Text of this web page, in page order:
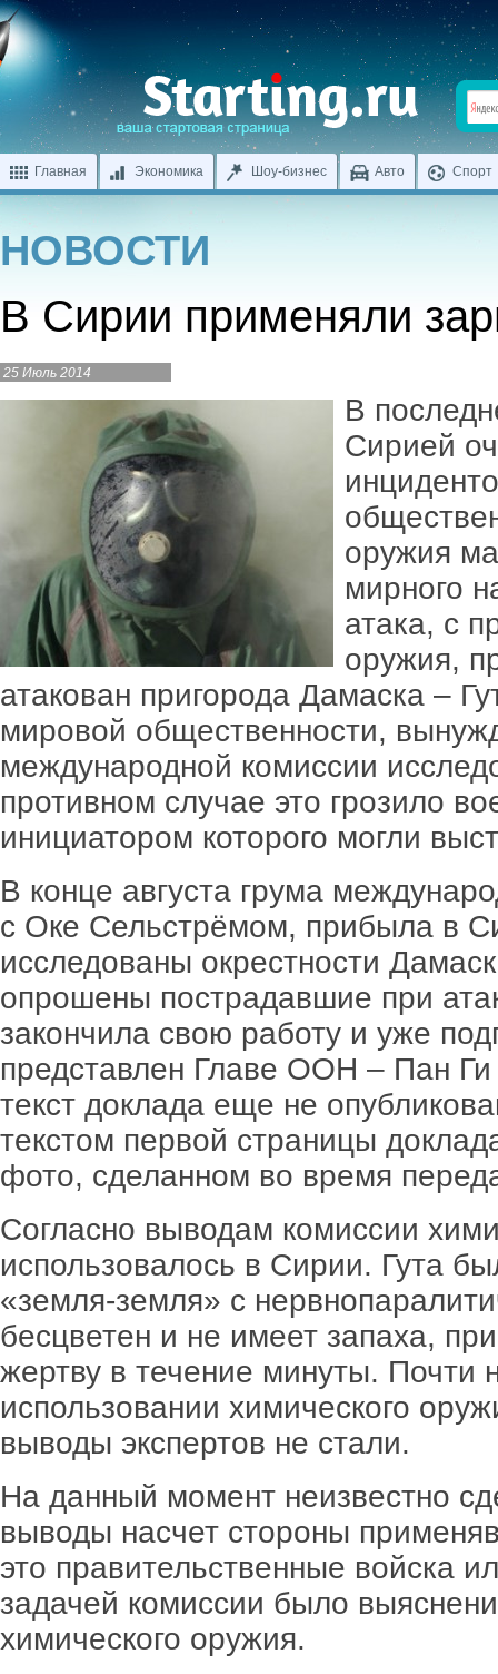
Главная Экономика Шоу-бизнес Авто Спорт
НОВОСТИ
В Сирии применяли
25 Июль 2014
В
Сирией
оружия
мирного
атака, с
оружия,
атакован пригорода Дамаска –
мировой общественности,
международной комиссии
противном случае это грозило
инициатором которого могли
В конце августа грума
с Оке Сельстрёмом, прибыла в
исследованы окрестности
опрошены пострадавшие при
закончила свою работу и уже
представлен Главе ООН – Пан
текст доклада еще не
текстом первой страницы
фото, сделанном во время
Согласно выводам комиссии
использовалось в Сирии. Гута
«земля-земля» с
бесцветен и не имеет запаха,
жертву в течение минуты. Почти
использовании химического
выводы экспертов не стали.
На данный момент неизвестно
выводы насчет стороны
это правительственные войска
задачей комиссии было
химического оружия.